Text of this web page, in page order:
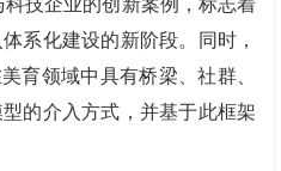
科技企业的创新案例，标志着
系化建设的新阶段。同时，
育领域中具有桥梁、社群、
的介入方式，并基于此框架